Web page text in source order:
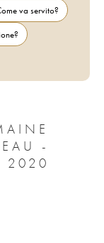
va servito?
-
DOMAINE DE BELLEVUE 2020